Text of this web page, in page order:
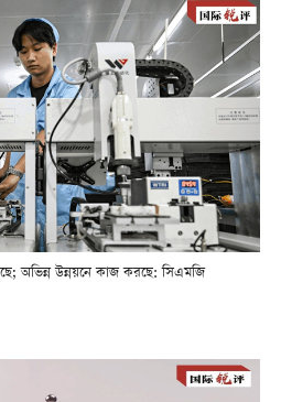
অভিন্ন উন্নয়নে কাজ করছে: সিএমজি